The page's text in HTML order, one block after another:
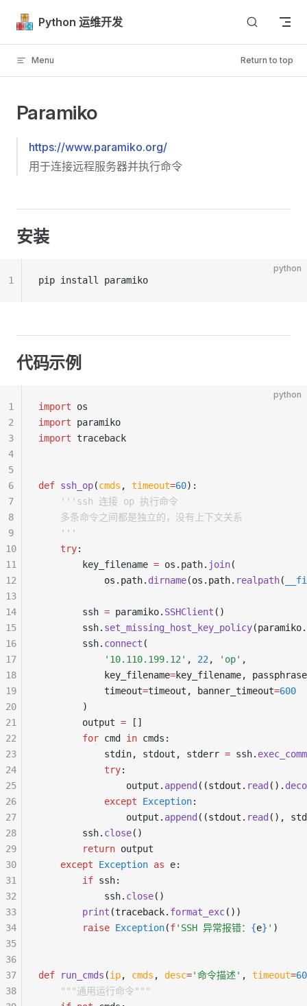
Skip to content
Python 运维开发
Menu Return to top
Paramiko
https://www.paramiko.org/
用于连接远程服务器并执行命令
安装
python
pip install paramiko
1
代码示例
python
import os
import paramiko
import traceback
def ssh_op(cmds , timeout=60):
    '''ssh 连接 op 执行命令
    多条命令之间都是独立的，没有上下文关系
    '''
    try
:
        key_filename
= os . path. join(
            os.path.
dirname(os.path. realpath(
        ssh
= paramiko. SSHClient ()
        ssh
. set_missing_host_key_policy(paramiko.
        ssh
. connect (
            '10.110.199.12'
, 22 , 'op' ,
            key_filename
=key_filename, passphrase
            timeout
=timeout, banner_timeout=600
        )
        output
= []
        for
cmd in cmds :
            stdin
, stdout , stderr = ssh.
            try
:
                output
. append ((stdout. read ().
            except
Exception:
                output
. append ((stdout. read (),
        ssh
. close()
        return
output
    except
Exception as e:
        if
ssh:
            ssh
. close()
        print
(traceback. format_exc())
        raise
Exception(f'SSH 异常报错： {e} ' )
def run_cmds (ip, cmds , desc='命令描述' , timeout=60
    """通用运行命令"""
1
2
3
4
5
6
7
8
9
10
11
12
13
14
15
16
17
18
19
20
21
22
23
24
25
26
27
28
29
30
31
32
33
34
35
36
37
38